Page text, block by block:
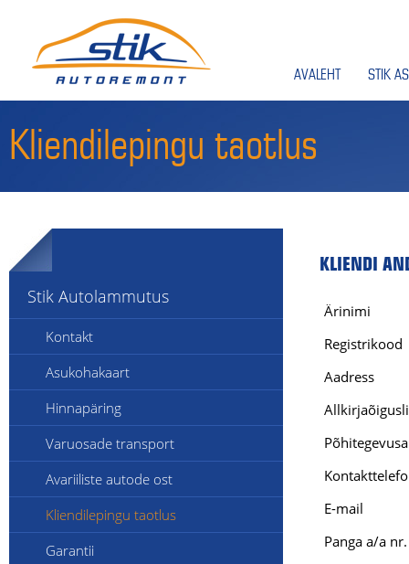
AVALEHT STIK AS
Kliendilepingu taotlus
Stik Autolammutus
Kontakt
Asukohakaart
Hinnapäring
Varuosade transport
Avariiliste autode ost
Kliendilepingu taotlus
Garantii
KLIENDI
Ärinimi
Registrikood
Aadress
E-mail
Panga a/a nr.